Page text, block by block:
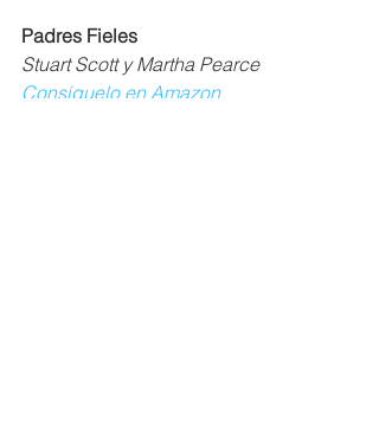
Padres Fieles
Stuart Scott y Martha Pearce
Consíguelo en Amazon